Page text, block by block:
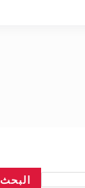
البحث